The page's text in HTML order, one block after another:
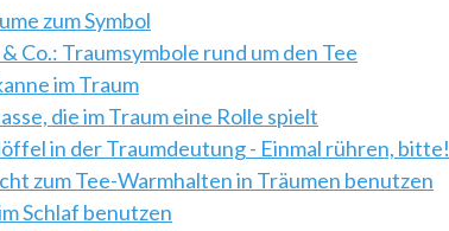
zum Symbol
Co.: Traumsymbole rund um den Tee
im Traum
die im Traum eine Rolle spielt
in der Traumdeutung - Einmal rühren, bitte!
zum Tee-Warmhalten in Träumen benutzen
Schlaf benutzen